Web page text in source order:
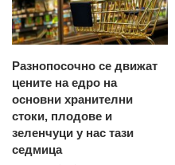
Разнопосочно се движат
цените на едро на
основни хранителни
стоки, плодове и
зеленчуци у нас тази
седмица